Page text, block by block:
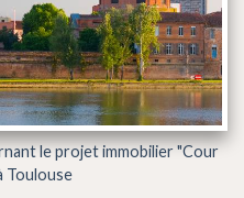
le projet immobilier "Cour
Toulouse